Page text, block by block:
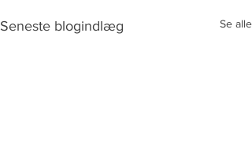
Seneste blogindlæg Se alle